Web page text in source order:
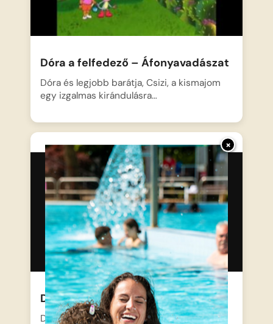
×
Dóra a felfedező – Áfonyavadászat
Dóra és legjobb barátja, Csizi, a kismajom
egy izgalmas kirándulásra…
Dora és a cowboysüti
Dóra és Csizi felhúzzák a cowboy csizmát